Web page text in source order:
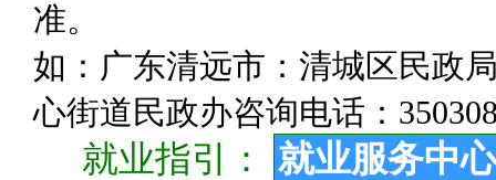
准。
如：广东清远市：清城区民政
心街道民政办咨询电话：
就业指引： 就业服务中心